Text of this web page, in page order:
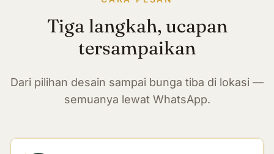
Tiga langkah, ucapan
tersampaikan
Dari pilihan desain sampai bunga tiba di lokasi —
semuanya lewat WhatsApp.